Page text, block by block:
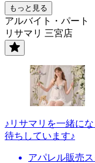
もっと見る
アルバイト・パート
リサマリ 三宮店
♪リサマリを一緒に
待ちしています♪
アパレル販売